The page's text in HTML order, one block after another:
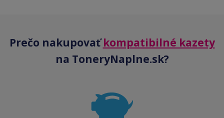
Prečo nakupovaťkompatibilné kazety
na ToneryNaplne.sk?